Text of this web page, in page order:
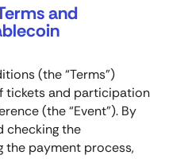
and
(the “Terms”)
tickets and participation
(the “Event”). By
checking the
the payment process,